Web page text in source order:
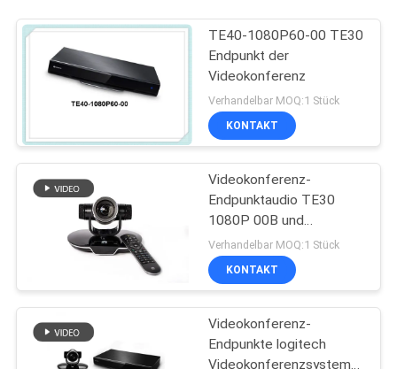
TE40-1080P60-00 TE30
Endpunkt der
Videokonferenz
Verhandelbar MOQ:1 Stück
KONTAKT
Videokonferenz-
Endpunktaudio TE30
1080P 00B und
Videokonferenzsystem
Verhandelbar MOQ:1 Stück
KONTAKT
Videokonferenz-
Endpunkte logitech
Videokonferenzsystem